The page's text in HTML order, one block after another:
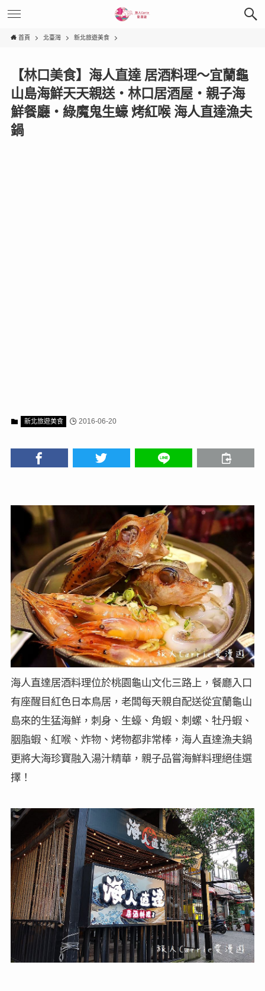
首頁 北臺灣 新北旅遊美食
【林口美食】海人直達 居酒料理～宜蘭龜
山島海鮮天天親送‧林口居酒屋‧親子海
鮮餐廳‧綠魔鬼生蠔 烤紅喉 海人直達漁夫
鍋
新北旅遊美食 2016-06-20
海人直達居酒料理位於桃園龜山文化三路上，餐廳入口
有座醒目紅色日本鳥居，老闆每天親自配送從宜蘭龜山
島來的生猛海鮮，刺身、生蠔、角蝦、刺螺、牡丹蝦、
胭脂蝦、紅喉、炸物、烤物都非常棒，海人直達漁夫鍋
更將大海珍寶融入湯汁精華，親子品嘗海鮮料理絕佳選
擇！